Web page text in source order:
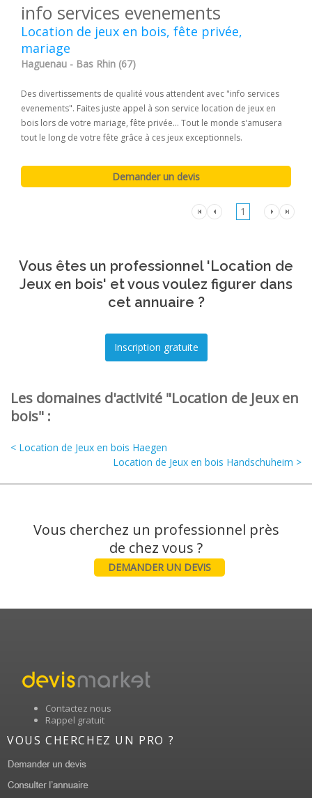
info services evenements
Location de jeux en bois, fête privée,
mariage
Haguenau - Bas Rhin (67)
Des divertissements de qualité vous attendent avec "info services
evenements". Faites juste appel à son service location de jeux en
bois lors de votre mariage, fête privée... Tout le monde s'amusera
tout le long de votre fête grâce à ces jeux exceptionnels.
1
Vous êtes un professionnel 'Location de
Jeux en bois' et vous voulez figurer dans
cet annuaire ?
Les domaines d'activité "Location de Jeux en
bois" :
< Location de Jeux en bois Haegen
Location de Jeux en bois Handschuheim >
Vous cherchez un professionnel près
DEMANDER UN DEVIS
Contactez nous
Rappel gratuit
VOUS CHERCHEZ UN PRO ?